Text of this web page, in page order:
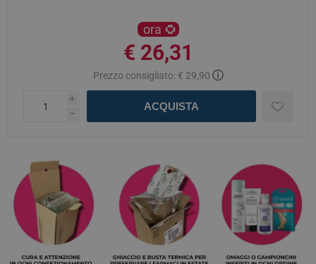
ora
€ 26,31
Prezzo consigliato: € 29,90 ⓘ
i
h
ACQUISTA